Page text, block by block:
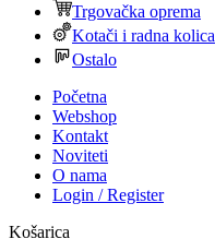
Trgovačka oprema
Kotači i radna kolica
Ostalo
Početna
Webshop
Kontakt
Noviteti
O nama
Login / Register
Košarica